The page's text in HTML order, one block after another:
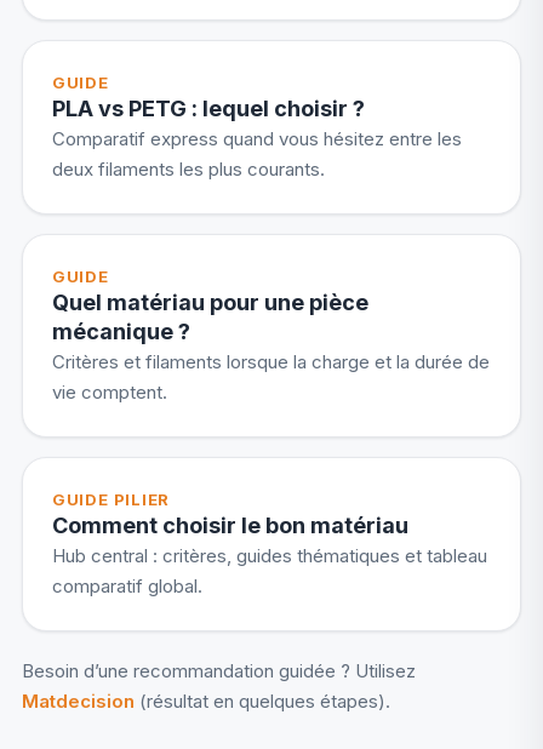
GUIDE
PLA vs PETG : lequel choisir ?
Comparatif express quand vous hésitez entre les
deux filaments les plus courants.
GUIDE
Quel matériau pour une pièce
mécanique ?
Critères et filaments lorsque la charge et la durée de
vie comptent.
GUIDE PILIER
Comment choisir le bon matériau
Hub central : critères, guides thématiques et tableau
comparatif global.
Besoin d’une recommandation guidée ? Utilisez
Matdecision (résultat en quelques étapes).